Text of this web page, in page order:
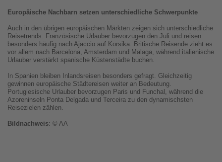
Europäische Nachbarn setzen unterschiedliche Schwerpunkte
Auch in den übrigen europäischen Märkten zeigen sich unterschiedliche
Reisetrends. Französische Urlauber bevorzugen den Juli und reisen
besonders häufig nach Ajaccio auf Korsika. Britische Reisende zieht es
vor allem nach Barcelona, Amsterdam und Malaga, während italienische
Urlauber verstärkt spanische Küstenstädte buchen.
In Spanien bleiben Inlandsreisen besonders gefragt. Gleichzeitig
gewinnen europäische Städtereisen weiter an Bedeutung.
Portugiesische Urlauber bevorzugen Paris und Funchal, während die
Azoreninseln Ponta Delgada und Terceira zu den dynamischsten
Reisezielen zählen.
Bildnachweis: © AA